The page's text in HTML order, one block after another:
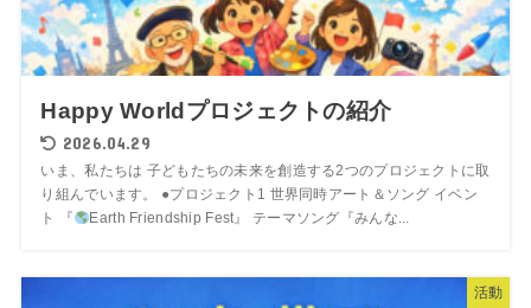
Happy Worldプロジェクトの紹介
2026.04.29
いま、私たちは 子どもたちの未来を創造する2つのプロジェクトに取
り組んでいます。 ●プロジェクト1 世界同時アート＆ソング イベン
ト 『
Earth Friendship Fest』 テーマソング『みんな...
活動